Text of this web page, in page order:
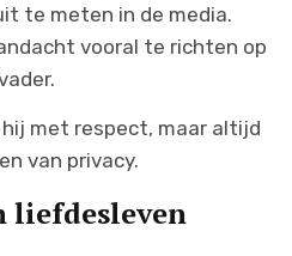
te meten in de media.
vooral te richten op
met respect, maar altijd
van privacy.
liefdesleven